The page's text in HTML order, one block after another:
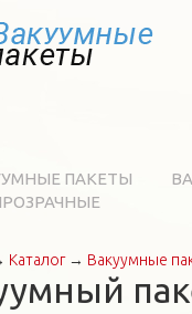
ПАКЕТЫ
Каталог→ Вакуумные